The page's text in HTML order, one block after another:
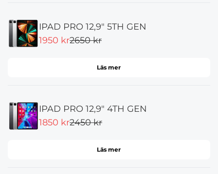
IPAD PRO 12,9" 5TH GEN
1950 kr2650 kr
Läs mer
IPAD PRO 12,9" 4TH GEN
1850 kr2450 kr
Läs mer